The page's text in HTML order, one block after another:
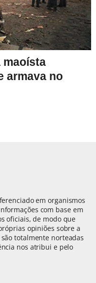
maoísta
armava no
em organismos
com base em
oficiais, de modo que
opiniões sobre a
totalmente norteadas
nos atribui e pelo